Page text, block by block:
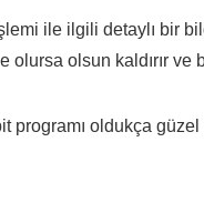
ile ilgili detaylı bir
olursa olsun kaldırır ve
oldukça güzel